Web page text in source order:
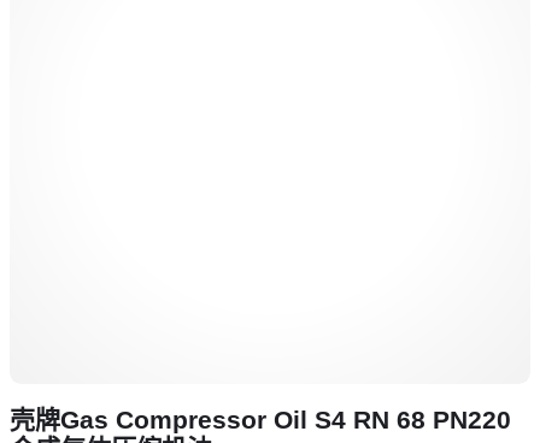
壳牌Gas Compressor Oil S4 RN 68 PN220